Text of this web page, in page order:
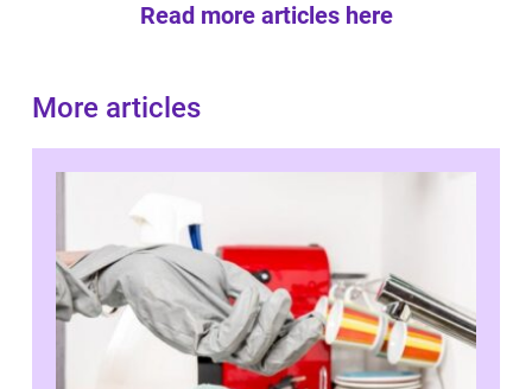
Read more articles here
More articles